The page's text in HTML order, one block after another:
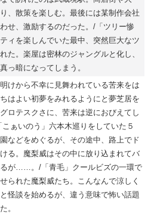
、散策を楽しむ。最後には某制作会社
せ、激励するのだった。/「ツリー惨
ィを楽しんでいた最中、突然巨大なツ
た。楽屋は密林のジャングルと化し、
っ暗になってしまう。
けから不幸に見舞われている苦来をは
はよい初夢をみれるようにと夢芝居を
ロテスクさに、苦来は逆におびえてし
ぁいのう」六本木巡りをしていた５
などをめぐるが、その途中、路上でド
る。魔梨威はその中に放り込まれてバ
が……。/「青毛」クールビズの一環で
られた魔梨威たち。こんなんで涼しく
怪談を始めるが、違う意味で怖い話題
。